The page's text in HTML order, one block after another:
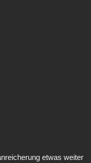
etwas weiter